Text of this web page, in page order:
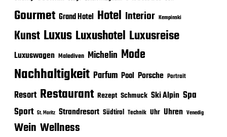
Gourmet Grand Hotel Hotel Interior Kempinski
Kunst Luxus Luxushotel Luxusreise
Luxuswagen Malediven Michelin Mode
Nachhaltigkeit Parfum Pool Porsche Portrait
Resort Restaurant Rezept Schmuck Ski Alpin Spa
Sport St. Moritz Strandresort Südtirol Technik Uhr Uhren Venedig
Wein Wellness